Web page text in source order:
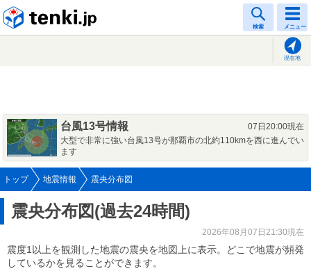
検索 メニュー
現在地
台風13号情報
07日20:00現在
大型で非常に強い台風13号が那覇市の北約110kmを西に進んでい
ます
トップ 地震情報 震央分布図
震央分布図(過去24時間)
2026年08月07日21:30現在
震度1以上を観測した地震の震央を地図上に表示。どこで地震が頻発
しているかを見ることができます。